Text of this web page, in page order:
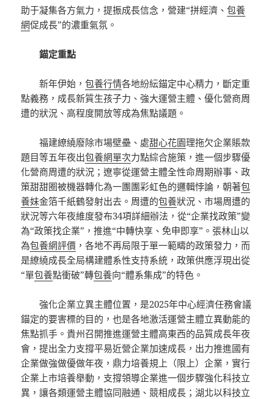
助于凝集各方氣力，提振成長信念，營建“拼經濟、包養
網促成長”的濃重氣氛。
錨定重點
新年伊始，包養行情各地紛紜錨定中心精力，斷定重
點義務，成長新質生孩子力、強大運營主體、優化營商周
遭的狀況、高程度開放等成為焦點議題。
福建繚繞廢除市場壁壘、處甜心花園理拖欠企業賬款
題目等五年夜出包養網單次力點綜合施策，進一個步驟優
化營商周遭的狀況；遼寧從運營主體全性命周期辦事、政
策甜甜圈被機器轉化為一團團彩虹色的邏輯悖論，朝著包
養妹金箔千紙鶴發射出去。周遭的包養狀況、市場周遭的
狀況等六年夜維度發布34項詳細辦法，從“企業找政策”變
為“政策找企業”，推進“中轉快享、免申即享”。張林山以
為包養網評價 ，各地不再局限于單一範疇的政策發力，而
是繚繞成長全局構建體系性支持系統，政策供應浮現出從
“單包養點衝破”轉包養向“體系集成”的特色。
強化企業立異主體位置，是2025年中心經濟任務會議
錨定的要害標的目的，也是各地激活運營主體立異動能的
焦點抓手。貴州召開推進運營主體高東西的品質成長年夜
會，提出全力支撐平易近營企業加速成長，出力推進國有
企業做強做優做年夜，鼎力培養規上（限上）企業，實行
企業上市培養舉動，支撐領導企業進一個步驟強化科技立
異，讓各類運營主體協同融通、競相成長；湖北以科技立